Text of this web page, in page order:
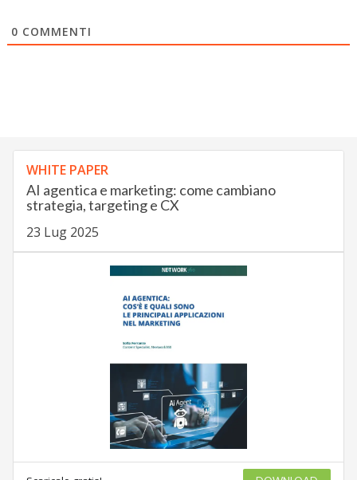
0 COMMENTI
WHITE PAPER
AI agentica e marketing: come cambiano
strategia, targeting e CX
23 Lug 2025